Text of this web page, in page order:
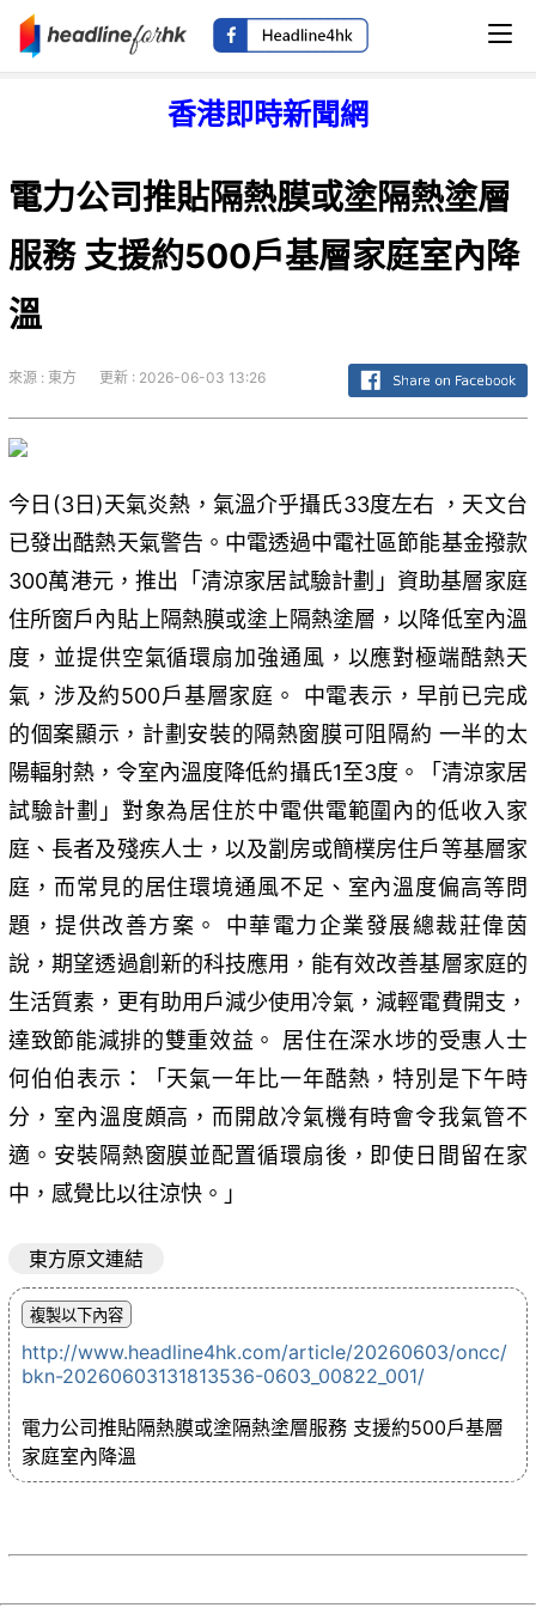
香港即時新聞網
電力公司推貼隔熱膜或塗隔熱塗層
服務 支援約500戶基層家庭室內降
溫
來源 : 東方 更新 : 2026-06-03 13:26
今日(3日)天氣炎熱，氣溫介乎攝氏33度左右 ，天文台
已發出酷熱天氣警告。中電透過中電社區節能基金撥款
300萬港元，推出「清涼家居試驗計劃」資助基層家庭
住所窗戶內貼上隔熱膜或塗上隔熱塗層，以降低室內溫
度，並提供空氣循環扇加強通風，以應對極端酷熱天
氣，涉及約500戶基層家庭。 中電表示，早前已完成
的個案顯示，計劃安裝的隔熱窗膜可阻隔約 一半的太
陽輻射熱，令室內溫度降低約攝氏1至3度。「清涼家居
試驗計劃」對象為居住於中電供電範圍內的低收入家
庭、長者及殘疾人士，以及劏房或簡樸房住戶等基層家
庭，而常見的居住環境通風不足、室內溫度偏高等問
題，提供改善方案。 中華電力企業發展總裁莊偉茵
說，期望透過創新的科技應用，能有效改善基層家庭的
生活質素，更有助用戶減少使用冷氣，減輕電費開支，
達致節能減排的雙重效益。 居住在深水埗的受惠人士
何伯伯表示：「天氣一年比一年酷熱，特別是下午時
分，室內溫度頗高，而開啟冷氣機有時會令我氣管不
適。安裝隔熱窗膜並配置循環扇後，即使日間留在家
中，感覺比以往涼快。」
東方原文連結
http://www.headline4hk.com/article/20260603/oncc/
bkn-20260603131813536-0603_00822_001/
電力公司推貼隔熱膜或塗隔熱塗層服務 支援約500戶基層
家庭室內降溫